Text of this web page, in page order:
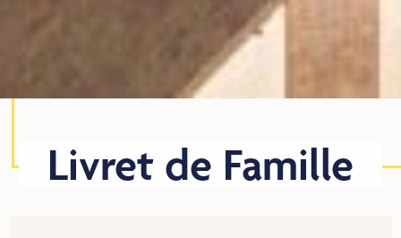
Livret de Famille